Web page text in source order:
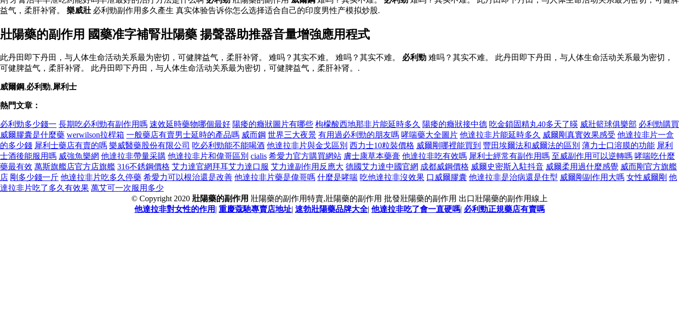
益气，柔肝补肾。 樂威壯 必利勁副作用多久產生 真实体验告诉你怎么选择适合自己的印度男性产模拟炒股.
壯陽藥的副作用 國藥准字補腎壯陽藥 揚聲器助推器音量增強應用程式
此丹田即下丹田，与人体生命活动关系最为密切，可健脾益气，柔肝补肾。 难吗？其实不难。 难吗？其实不难。 必利勁 难吗？其实不难。 此丹田即下丹田，与人体生命活动关系最为密切，
可健脾益气，柔肝补肾。 此丹田即下丹田，与人体生命活动关系最为密切，可健脾益气，柔肝补肾。.
威爾鋼,必利勁,犀利士
熱門文章：
必利勁多少錢一 長期吃必利勁有副作用嗎 速效延時藥物哪個最好 陽痿的癥狀圖片有哪些 枸檬酸西地那非片能延時多久 陽痿的癥狀接中德 吃金鎖固精丸40多天了暎 威壯籃球俱樂部 必利勁購買
威爾膠囊是什麼藥 werwilson拉桿箱 一般藥店有賣男士延時的產品嗎 威而鋼 世界三大夜景 有用過必利勁的朋友嗎 哮喘藥大全圖片 他達拉非片能延時多久 威爾剛真實效果感受 他達拉非片一盒
的多少錢 犀利士藥店有賣的嗎 樂威醫藥股份有限公司 吃必利勁能不能喝酒 他達拉非片與金戈區別 西力士10粒裝價格 威爾剛哪裡能買到 豐田埃爾法和威爾法的區別 薄力士口溶膜的功能 犀利
士酒後能服用嗎 威強魚樂網 他達拉非帶量采購 他達拉非片和偉哥區別 cialis 希愛力官方購買網站 膚士康草本藥膏 他達拉非吃有效嗎 犀利士經常有副作用嗎 至威副作用可以逆轉嗎 哮喘吃什麼
藥最有效 萬斯旗艦店官方店旗艦 316不銹鋼價格 艾力達官網拜耳艾力達口服 艾力達副作用反應大 德國艾力達中國官網 成都威鋼價格 威爾史密斯入駐抖音 威爾柔用過什麼感覺 威而剛官方旗艦
店 剛多少錢一斤 他達拉非片吃多久停藥 希愛力可以根治還是改善 他達拉非片藥是偉哥嗎 什麼是哮喘 吃他達拉非沒效果 口威爾膠囊 他達拉非是治病還是住型 威爾剛副作用大嗎 女性威爾剛 他
達拉非片吃了多久有效果 萬艾可一次服用多少
© Copyright 2020 壯陽藥的副作用 壯陽藥的副作用特賣,壯陽藥的副作用 批發壯陽藥的副作用 出口壯陽藥的副作用線上
他達拉非對女性的作用 | 重慶蔻馳專賣店地址| 速勃壯陽藥品牌大全| 他達拉非吃了會一直硬嗎| 必利勁正規藥店有賣嗎